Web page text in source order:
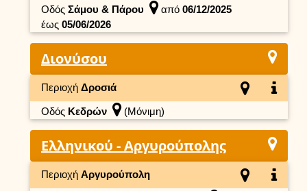
Οδός Σάμου & Πάρου από 06/12/2025
έως 05/06/2026
Διονύσου
Περιοχή Δροσιά
Οδός Κεδρών (Μόνιμη)
Ελληνικού - Αργυρούπολης
Περιοχή Αργυρούπολη